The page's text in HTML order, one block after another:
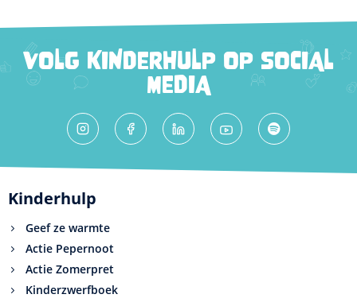
VOLG KINDERHULP OP SOCIAL
MEDIA
Kinderhulp
Geef ze warmte
Actie Pepernoot
Actie Zomerpret
Kinderzwerfboek